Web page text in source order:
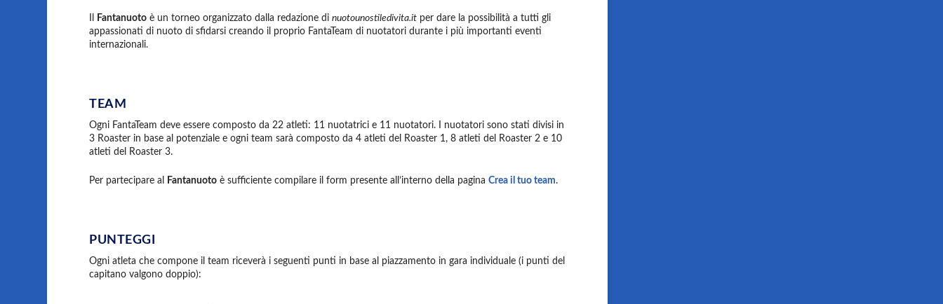
Fantanuoto è un torneo organizzato dalla redazione dinuotounostiledivita.it per dare la possibilità a tutti gli
appassionati di nuoto di sfidarsi creando il proprio FantaTeam di nuotatori durante i più importanti eventi
internazionali.
TEAM
Ogni FantaTeam deve essere composto da 22 atleti: 11 nuotatrici e 11 nuotatori. I nuotatori sono stati divisi in
3 Roaster in base al potenziale e ogni team sarà composto da 4 atleti del Roaster 1, 8 atleti del Roaster 2 e 10
atleti del Roaster 3.
Per partecipare al Fantanuoto è sufficiente compilare il form presente all’interno della paginaCrea il tuo team.
PUNTEGGI
Ogni atleta che compone il team riceverà i seguenti punti in base al piazzamento in gara individuale (i punti del
capitano valgono doppio):